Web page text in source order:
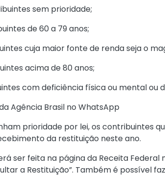
sem prioridade;
de 60 a 79 anos;
cuja maior fonte de renda seja o
acima de 80 anos;
com deficiência física ou mental ou
Agência Brasil no WhatsApp
prioridade por lei, os contribuintes
da restituição neste ano.
ser feita na página da Receita Federal
a Restituição”. Também é possível